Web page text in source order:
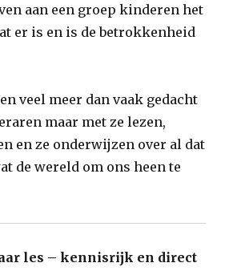
aan een groep kinderen het
er is en is de betrokkenheid
veel meer dan vaak gedacht
maar met ze lezen,
en ze onderwijzen over al dat
de wereld om ons heen te
les – kennisrijk en direct